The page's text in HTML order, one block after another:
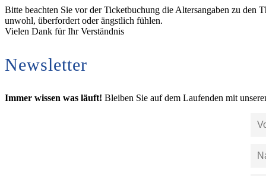
Bitte beachten Sie vor der Ticketbuchung die Altersangaben zu den
unwohl, überfordert oder ängstlich fühlen.
Vielen Dank für Ihr Verständnis
Newsletter
Immer wissen was läuft! Bleiben Sie auf dem Laufenden mit